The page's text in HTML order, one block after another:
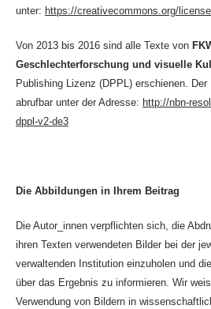
unter: https://creativecommons.org/
Von 2013 bis 2016 sind alle Texte von
Geschlechterforschung und visuelle
Publishing Lizenz (DPPL) erschienen.
abrufbar unter der Adresse: http://nbn-
dppl-v2-de3
Die Abbildungen in Ihrem Beitrag
Die Autor_innen verpflichten sich, die
ihren Texten verwendeten Bilder bei der
verwaltenden Institution einzuholen und
über das Ergebnis zu informieren. Wir
Verwendung von Bildern in